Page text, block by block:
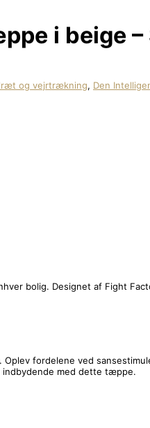
i beige –
og vejrtrækning, Den
bolig. Designet af Fight
fordelene ved
indbydende med dette tæppe.